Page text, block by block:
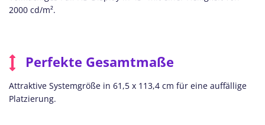
2000 cd/m².
Perfekte Gesamtmaße
Attraktive Systemgröße in 61,5 x 113,4 cm für eine auffällige
Platzierung.